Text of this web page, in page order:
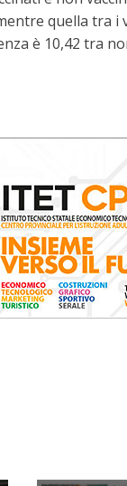
quella tra i
è 10,42 tra